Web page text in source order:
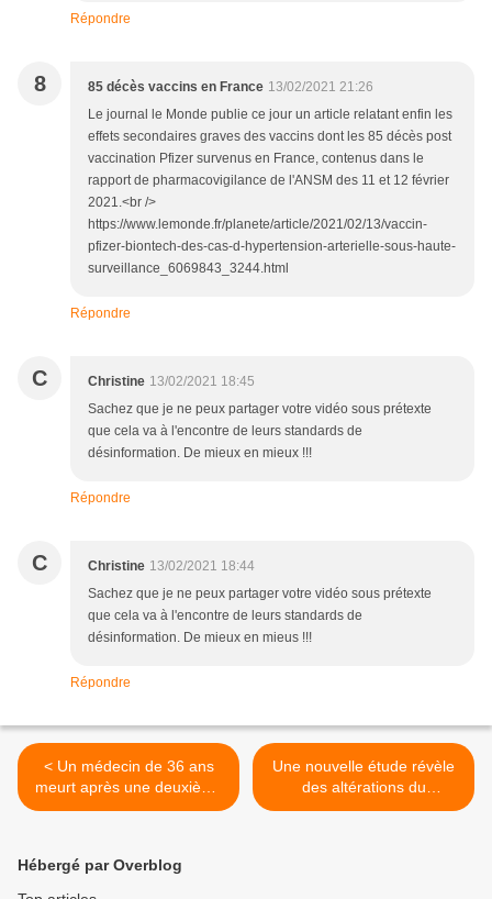
Répondre
8 85 décès vaccins en France 13/02/2021 21:26
Le journal le Monde publie ce jour un article relatant enfin les
effets secondaires graves des vaccins dont les 85 décès post
vaccination Pfizer survenus en France, contenus dans le
rapport de pharmacovigilance de l'ANSM des 11 et 12 février
2021.<br />
https://www.lemonde.fr/planete/article/2021/02/13/vaccin-
pfizer-biontech-des-cas-d-hypertension-arterielle-sous-haute-
surveillance_6069843_3244.html
Répondre
C Christine 13/02/2021 18:45
Sachez que je ne peux partager votre vidéo sous prétexte
que cela va à l'encontre de leurs standards de
désinformation. De mieux en mieux !!!
Répondre
C Christine 13/02/2021 18:44
Sachez que je ne peux partager votre vidéo sous prétexte
que cela va à l'encontre de leurs standards de
désinformation. De mieux en mieus !!!
Répondre
< Un médecin de 36 ans
meurt après une deuxième
dose de vaccin Covid
Une nouvelle étude révèle
des altérations du
microbiome intestinal liées
Hébergé par Overblog